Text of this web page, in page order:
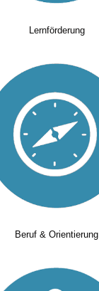
Lernförderung
Beruf & Orientierung